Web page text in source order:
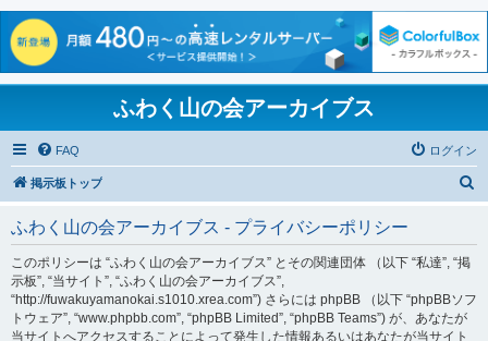
ふわく山の会アーカイブス
FAQ ログイン
掲示板トップ
ふわく山の会アーカイブス - プライバシーポリシー
このポリシーは “ふわく山の会アーカイブス” とその関連団体 （以下 “私達”, “掲
示板”, “当サイト”, “ふわく山の会アーカイブス”,
“http://fuwakuyamanokai.s1010.xrea.com”) さらには phpBB （以下 “phpBBソフ
トウェア”, “www.phpbb.com”, “phpBB Limited”, “phpBB Teams”) が、あなたが
当サイトへアクセスすることによって発生した情報あるいはあなたが当サイト